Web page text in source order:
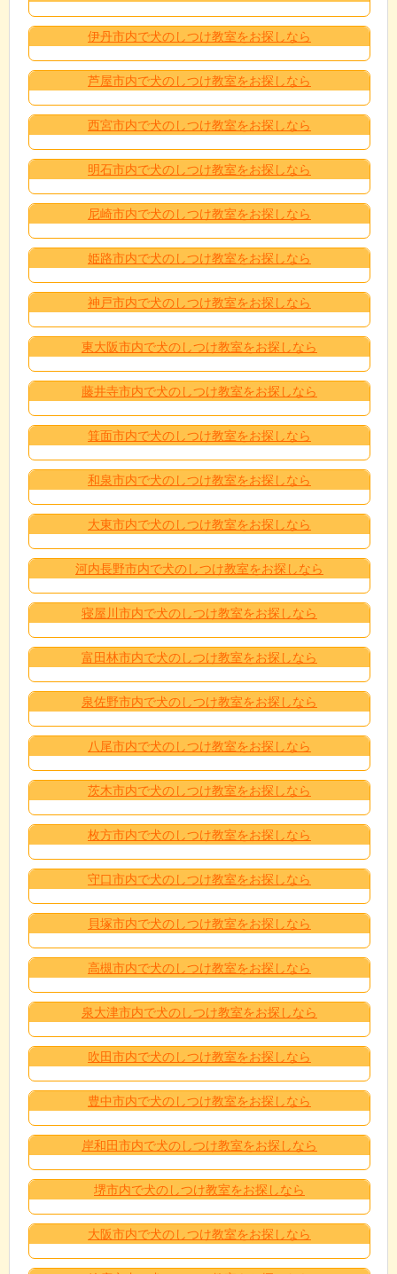
伊丹市内で犬のしつけ教室をお探しなら
芦屋市内で犬のしつけ教室をお探しなら
西宮市内で犬のしつけ教室をお探しなら
明石市内で犬のしつけ教室をお探しなら
尼崎市内で犬のしつけ教室をお探しなら
姫路市内で犬のしつけ教室をお探しなら
神戸市内で犬のしつけ教室をお探しなら
東大阪市内で犬のしつけ教室をお探しなら
藤井寺市内で犬のしつけ教室をお探しなら
箕面市内で犬のしつけ教室をお探しなら
和泉市内で犬のしつけ教室をお探しなら
大東市内で犬のしつけ教室をお探しなら
河内長野市内で犬のしつけ教室をお探しなら
寝屋川市内で犬のしつけ教室をお探しなら
富田林市内で犬のしつけ教室をお探しなら
泉佐野市内で犬のしつけ教室をお探しなら
八尾市内で犬のしつけ教室をお探しなら
茨木市内で犬のしつけ教室をお探しなら
枚方市内で犬のしつけ教室をお探しなら
守口市内で犬のしつけ教室をお探しなら
貝塚市内で犬のしつけ教室をお探しなら
高槻市内で犬のしつけ教室をお探しなら
泉大津市内で犬のしつけ教室をお探しなら
吹田市内で犬のしつけ教室をお探しなら
豊中市内で犬のしつけ教室をお探しなら
岸和田市内で犬のしつけ教室をお探しなら
堺市内で犬のしつけ教室をお探しなら
大阪市内で犬のしつけ教室をお探しなら